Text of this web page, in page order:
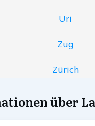
Uri
Zug
Zürich
über